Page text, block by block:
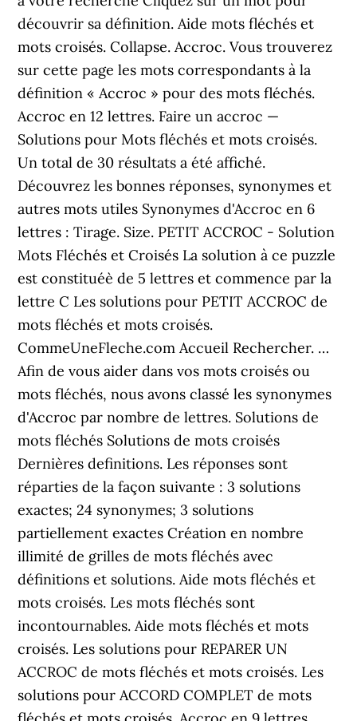
découvrir sa définition. Aide mots fléchés et
mots croisés. Collapse. Accroc. Vous trouverez
sur cette page les mots correspondants à la
définition « Accroc » pour des mots fléchés.
Accroc en 12 lettres. Faire un accroc —
Solutions pour Mots fléchés et mots croisés.
Un total de 30 résultats a été affiché.
Découvrez les bonnes réponses, synonymes et
autres mots utiles Synonymes d'Accroc en 6
lettres : Tirage. Size. PETIT ACCROC - Solution
Mots Fléchés et Croisés La solution à ce puzzle
est constituéè de 5 lettres et commence par la
lettre C Les solutions pour PETIT ACCROC de
mots fléchés et mots croisés.
CommeUneFleche.com Accueil Rechercher. …
Afin de vous aider dans vos mots croisés ou
mots fléchés, nous avons classé les synonymes
d'Accroc par nombre de lettres. Solutions de
mots fléchés Solutions de mots croisés
Dernières definitions. Les réponses sont
réparties de la façon suivante : 3 solutions
exactes; 24 synonymes; 3 solutions
partiellement exactes Création en nombre
illimité de grilles de mots fléchés avec
définitions et solutions. Aide mots fléchés et
mots croisés. Les mots fléchés sont
incontournables. Aide mots fléchés et mots
croisés. Les solutions pour REPARER UN
ACCROC de mots fléchés et mots croisés. Les
solutions pour ACCORD COMPLET de mots